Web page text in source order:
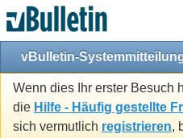
vBulletin-
Wenn dies Ihr erster Besuch
die Hilfe - Häufig gestellte
sich vermutlich registrieren,